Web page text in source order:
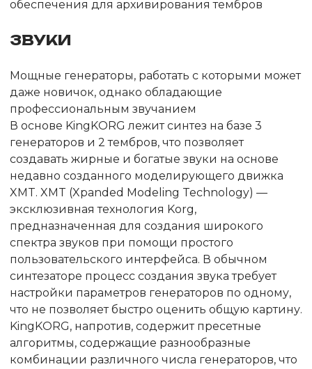
обеспечения для архивирования тембров
ЗВУКИ
Мощные генераторы, работать с которыми может
даже новичок, однако обладающие
профессиональным звучанием
В основе KingKORG лежит синтез на базе 3
генераторов и 2 тембров, что позволяет
создавать жирные и богатые звуки на основе
недавно созданного моделирующего движка
XMT. XMT (Xpanded Modeling Technology) —
эксклюзивная технология Korg,
предназначенная для создания широкого
спектра звуков при помощи простого
пользовательского интерфейса. В обычном
синтезаторе процесс создания звука требует
настройки параметров генераторов по одному,
что не позволяет быстро оценить общую картину.
KingKORG, напротив, содержит пресетные
алгоритмы, содержащие разнообразные
комбинации различного числа генераторов, что